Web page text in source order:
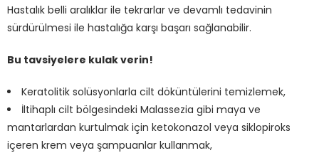
Hastalık belli aralıklar ile tekrarlar ve devamlı tedavinin
sürdürülmesi ile hastalığa karşı başarı sağlanabilir.
Bu tavsiyelere kulak verin!
Keratolitik solüsyonlarla cilt döküntülerini temizlemek,
İltihaplı cilt bölgesindeki Malassezia gibi maya ve
mantarlardan kurtulmak için ketokonazol veya siklopiroks
içeren krem veya şampuanlar kullanmak,